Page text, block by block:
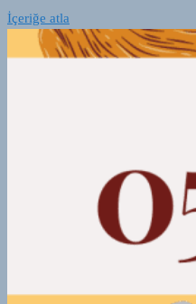
İçeriğe atla